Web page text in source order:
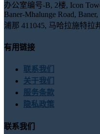
办公室编号-B, 2楼, Icon
Baner-Mhalunge Road, Baner,
浦那 411045, 马哈拉施特拉
有用链接
联系我们
关于我们
服务条款
隐私政策
联系我们